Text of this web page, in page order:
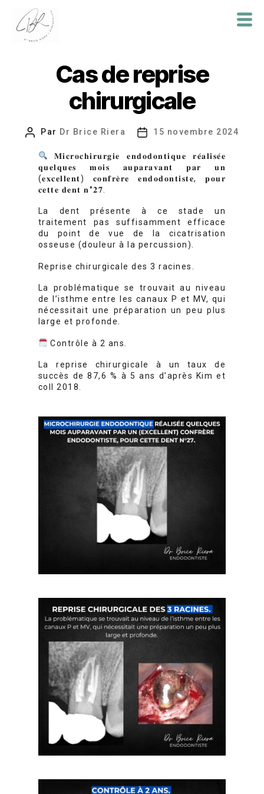
Cas de reprise
chirurgicale
Auteur
l’article
Par Dr Brice Riera
Date
l’article
15 novembre 2024
𝐌𝐢𝐜𝐫𝐨𝐜𝐡𝐢𝐫𝐮𝐫𝐠𝐢𝐞 𝐞𝐧𝐝𝐨𝐝𝐨𝐧𝐭𝐢𝐪𝐮𝐞 𝐫𝐞́𝐚𝐥𝐢𝐬𝐞́𝐞
𝐪𝐮𝐞𝐥𝐪𝐮𝐞𝐬 𝐦𝐨𝐢𝐬 𝐚𝐮𝐩𝐚𝐫𝐚𝐯𝐚𝐧𝐭 𝐩𝐚𝐫 𝐮𝐧
(𝐞𝐱𝐜𝐞𝐥𝐥𝐞𝐧𝐭) 𝐜𝐨𝐧𝐟𝐫𝐞̀𝐫𝐞 𝐞𝐧𝐝𝐨𝐝𝐨𝐧𝐭𝐢𝐬𝐭𝐞, 𝐩𝐨𝐮𝐫
𝐜𝐞𝐭𝐭𝐞 𝐝𝐞𝐧𝐭 𝐧°𝟐𝟕.
La dent présente à ce stade un
traitement pas suffisamment efficace
du point de vue de la cicatrisation
osseuse (douleur à la percussion).
Reprise chirurgicale des 3 racines.
La problématique se trouvait au niveau
de l’isthme entre les canaux P et MV, qui
nécessitait une préparation un peu plus
large et profonde.
Contrôle à 2 ans.
La reprise chirurgicale à un taux de
succès de 87,6 % à 5 ans d’après Kim et
coll 2018.